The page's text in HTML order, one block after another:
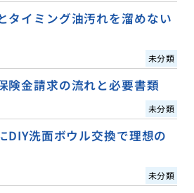
タイミング油汚れを溜めない
未分類
険金請求の流れと必要書類
未分類
DIY洗面ボウル交換で理想の
未分類